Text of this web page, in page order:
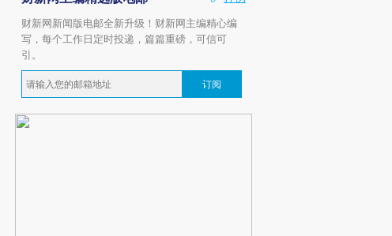
财新网新闻版电邮全新升级！财新网主编精心编
写，每个工作日定时投递，篇篇重磅，可信可
引。
订阅